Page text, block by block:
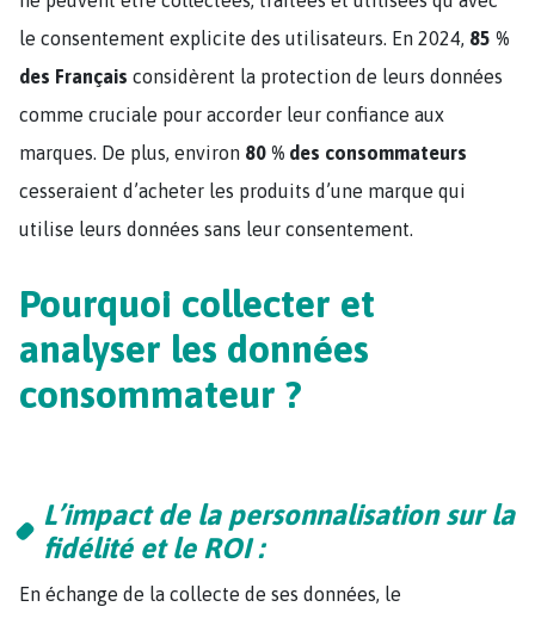
le consentement explicite des utilisateurs. En 2024, 85 %
des Français considèrent la protection de leurs données
comme cruciale pour accorder leur confiance aux
marques. De plus, environ 80 % des consommateurs
cesseraient d’acheter les produits d’une marque qui
utilise leurs données sans leur consentement​.
Pourquoi collecter et
analyser les données
consommateur ?
L’impact de la personnalisation sur la
fidélité et le ROI :
En échange de la collecte de ses données, le